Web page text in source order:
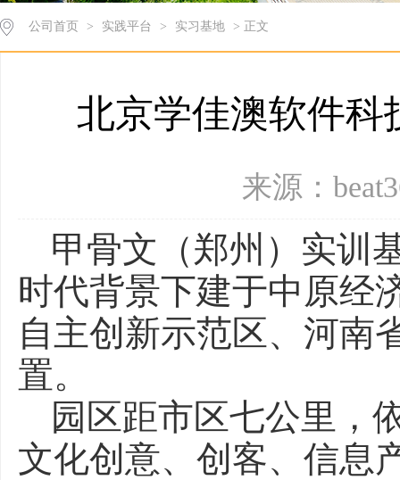
公司首页 > 实践平台 > 实习基地 > 正文
北京学佳澳软件科
来源：
甲骨文（郑州）实训
时代背景下建于中原经
自主创新示范区、河南
置。
园区距市区七公里，
文化创意、创客、信息